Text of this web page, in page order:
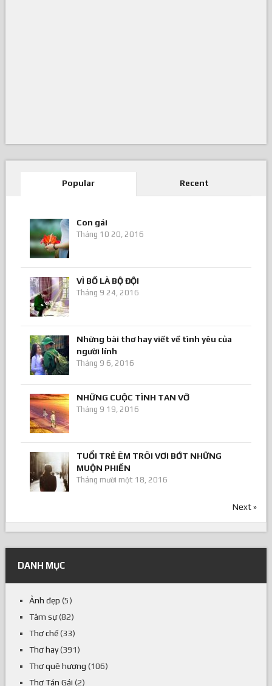
Recent
Con gái
VÌ BỐ LÀ BỘ ĐỘI
Những bài thơ hay viết về tình yêu của
người lính
NHỮNG CUỘC TÌNH TAN VỠ
TUỔI TRẺ ÊM TRÔI VƠI BỚT NHỮNG
MUỘN PHIỀN
Next »
Ảnh đẹp(5)
Tâm sự(82)
Thơ chế(33)
Thơ hay(391)
Thơ quê hương